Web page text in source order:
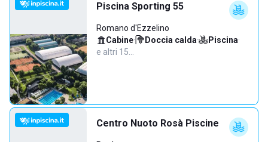
Piscina Sporting 55
Romano d'Ezzelino
Cabine· Doccia calda· Piscina·
e altri 15…
Centro Nuoto Rosà Piscine